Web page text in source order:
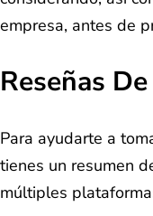
empresa, antes de
Reseñas
Para ayudarte a
tienes un resumen
múltiples